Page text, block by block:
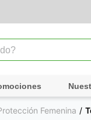
Femenina